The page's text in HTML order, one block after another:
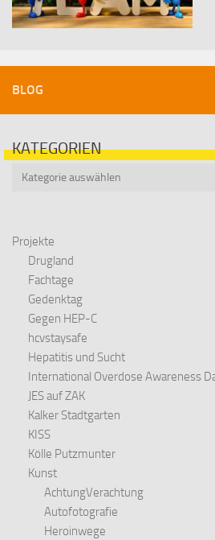
BLOG
KATEGORIEN
Kategorien
Projekte
Drugland
Fachtage
Gedenktag
Gegen HEP-C
hcvstaysafe
Hepatitis und Sucht
International Overdose Awareness
JES auf ZAK
Kalker Stadtgarten
KISS
Kölle Putzmunter
Kunst
AchtungVerachtung
Autofotografie
Heroinwege